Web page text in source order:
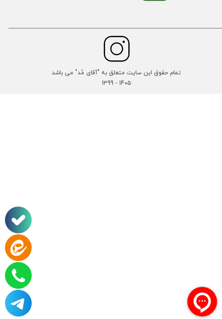
تمام حقوق این سایت متعلق به "آقای مُد" می باشد
14۰۵ - 1399